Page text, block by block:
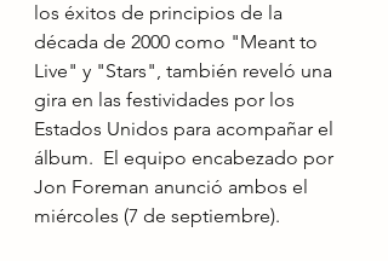
los éxitos de principios de la
década de 2000 como "Meant to
Live" y "Stars", también reveló una
gira en las festividades por los
Estados Unidos para acompañar el
álbum.  El equipo encabezado por
Jon Foreman anunció ambos el
miércoles (7 de septiembre).